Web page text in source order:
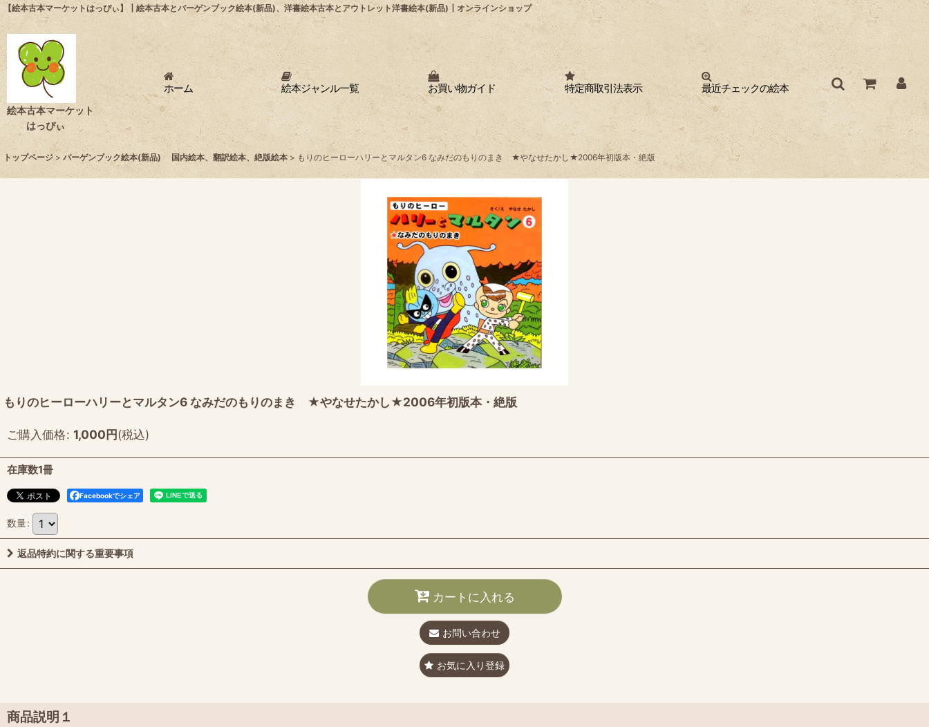
【絵本古本マーケットはっぴぃ】┃絵本古本とバーゲンブック絵本(新品)、洋書絵本古本とアウトレット洋書絵本(新品)┃オンラインショップ
絵本古本マーケット
はっぴぃ
ホーム 絵本ジャンル一覧 お買い物ガイド 特定商取引法表示 最近チェックの絵本
トップページ > バーゲンブック絵本(新品) 国内絵本、翻訳絵本、絶版絵本 > もりのヒーローハリーとマルタン6 なみだのもりのまき ★やなせたかし★2006年初版本・絶版
もりのヒーローハリーとマルタン6 なみだのもりのまき ★やなせたかし★2006年初版本・絶版
ご購入価格: 1,000円(税込)
在庫数1冊
Facebookでシェア
数量:
返品特約に関する重要事項
カートに入れる
お問い合わせ
お気に入り登録
商品説明１